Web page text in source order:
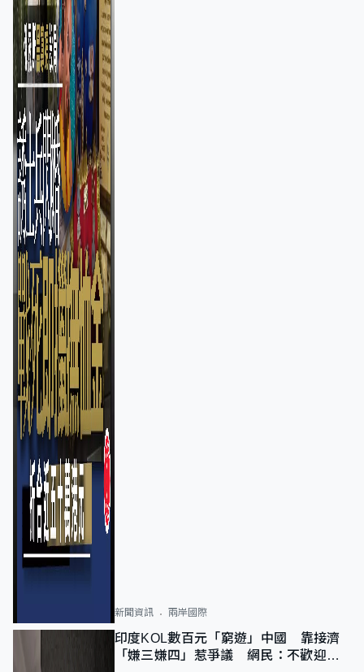
新聞資訊 兩岸國際
印度KOL數百元「窮遊」中國 靠接濟
「嫌三嫌四」惹爭議 網民：不歡迎劣